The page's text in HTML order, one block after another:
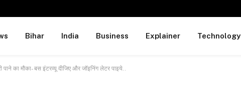
Bihar India Business Explainer Technology
पाने का मौका- बस इंटरव्यू दीजिए और जॉइनिंग लेटर पाइये..